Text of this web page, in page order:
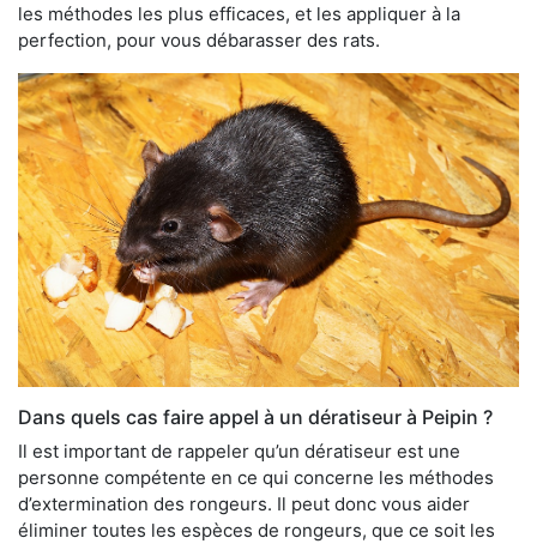
les méthodes les plus efficaces, et les appliquer à la
perfection, pour vous débarasser des rats.
Dans quels cas faire appel à un dératiseur à Peipin ?
Il est important de rappeler qu’un dératiseur est une
personne compétente en ce qui concerne les méthodes
d’extermination des rongeurs. Il peut donc vous aider
éliminer toutes les espèces de rongeurs, que ce soit les